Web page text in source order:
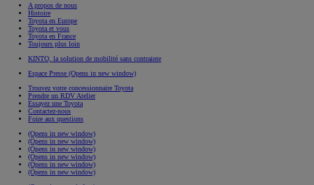
A propos de nous
Histoire
Toyota en Europe
Toyota et vous
Toyota en France
Toujours plus loin
KINTO, la solution de mobilité sans contrainte
Espace Presse (Opens in new window)
Trouvez votre concessionnaire Toyota
Prendre un RDV Atelier
Essayez une Toyota
Contactez-nous
Foire aux questions
(Opens in new window)
(Opens in new window)
(Opens in new window)
(Opens in new window)
(Opens in new window)
(Opens in new window)